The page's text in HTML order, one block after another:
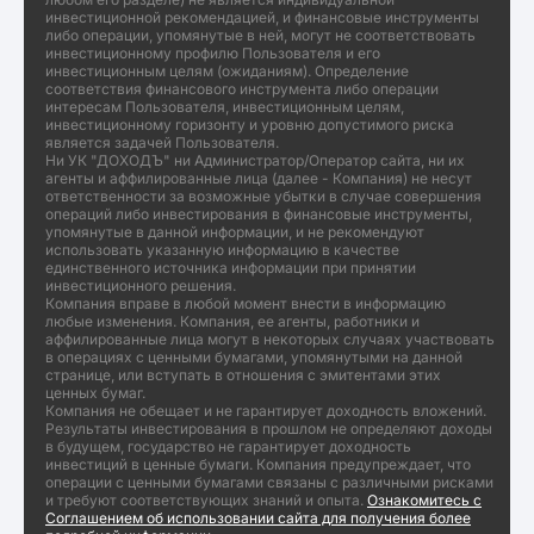
инвестиционной рекомендацией, и финансовые инструменты
либо операции, упомянутые в ней, могут не соответствовать
инвестиционному профилю Пользователя и его
инвестиционным целям (ожиданиям). Определение
соответствия финансового инструмента либо операции
интересам Пользователя, инвестиционным целям,
инвестиционному горизонту и уровню допустимого риска
является задачей Пользователя.
Ни УК "ДОХОДЪ" ни Администратор/Оператор сайта, ни их
агенты и аффилированные лица (далее - Компания) не несут
ответственности за возможные убытки в случае совершения
операций либо инвестирования в финансовые инструменты,
упомянутые в данной информации, и не рекомендуют
использовать указанную информацию в качестве
единственного источника информации при принятии
инвестиционного решения.
Компания вправе в любой момент внести в информацию
любые изменения. Компания, ее агенты, работники и
аффилированные лица могут в некоторых случаях участвовать
в операциях с ценными бумагами, упомянутыми на данной
странице, или вступать в отношения с эмитентами этих
ценных бумаг.
Компания не обещает и не гарантирует доходность вложений.
Результаты инвестирования в прошлом не определяют доходы
в будущем, государство не гарантирует доходность
инвестиций в ценные бумаги. Компания предупреждает, что
операции с ценными бумагами связаны с различными рисками
и требуют соответствующих знаний и опыта. Ознакомитесь с
Соглашением об использовании сайта для получения более